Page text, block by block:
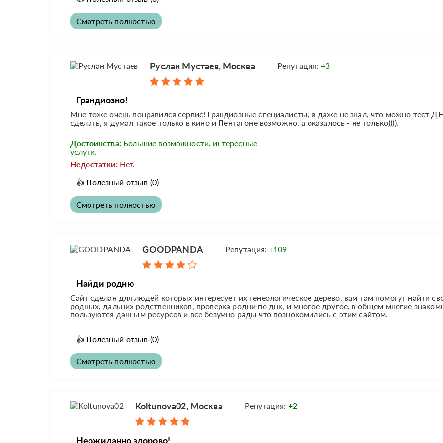
Смотреть полностью
Руслан Мустаев, Москва Репутация: +3
Грандиозно!
Мне тоже очень понравился сервис! Грандиозные специалисты, я даже не знал, что можно тест
сделать, я думал такое только в кино и Пентагоне возможно, а оказалось - не только)))).
Достоинства: Большие возможности, интересные
услуги.
Недостатки: Нет.
👍 Полезный отзыв (0)
Смотреть полностью
GOODPANDA Репутация: +109
Найди родню
Сайт сделан для людей которых интересует их генеологическое дерево, вам там помогут найти
родных, дальних родственников, проверка родни по днк, и многое другое, в общем многие
пользуются данным ресурсов и все безумно рады что познокомились с этим сайтом.
👍 Полезный отзыв (0)
Смотреть полностью
Koltunova02, Москва Репутация: +2
Неожиданно здорово!